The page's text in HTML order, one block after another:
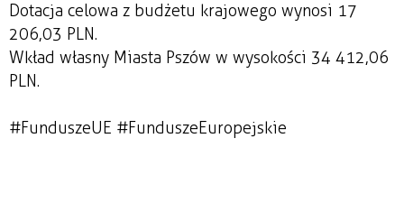
Dotacja celowa z budżetu krajowego wynosi 17
206,03 PLN.
Wkład własny Miasta Pszów w wysokości 34 412,06
PLN.
#FunduszeUE #FunduszeEuropejskie